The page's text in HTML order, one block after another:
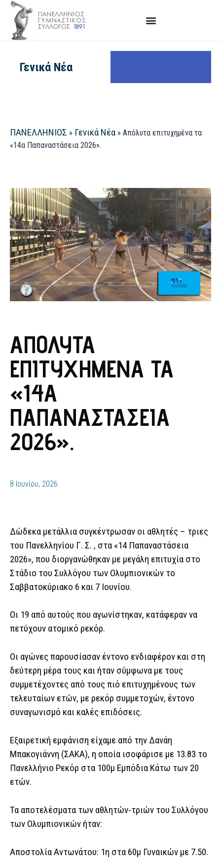
Γενικά Νέα
ΠΑΝΕΛΛΗΝΙΟΣ » Γενικά Νέα » Απόλυτα επιτυχημένα τα
«14α Παπαναστάσεια 2026».
ΑΠΌΛΥΤΑ
ΕΠΙΤΥΧΗΜΈΝΑ ΤΑ
«14Α
ΠΑΠΑΝΑΣΤΆΣΕΙΑ
2026».
8 Ιουνίου, 2026
Δώδεκα μετάλλια συγκέντρωσαν οι αθλητές – τριες
του Πανελληνίου Γ. Σ. , στα «14 Παπαναστάσεια
2026», που διοργανώθηκαν με μεγάλη επιτυχία στο
Στάδιο του Συλλόγου των Ολυμπιονικών το
Σαββατοκύριακο 6 και 7 Ιουνίου.
Οι 19 από αυτούς που αγωνίστηκαν, κατάφεραν να
πετύχουν ατομικό ρεκόρ.
Οι αγώνες παρουσίασαν έντονο ενδιαφέρον και στη
δεύτερη μέρα τους και ήταν σύμφωνα με τους
συμμετέχοντες από τους πιό επιτυχημένους των
τελευταίων ετών, με ρεκόρ συμμετοχών, έντονο
συναγωνισμό και καλές επιδόσεις.
Εξαιρετική εμφάνιση είχαμε από την Δανάη
Μπακογιάννη (ΣΑΚΑ), η οποία ισοφάρισε με 13.83 το
Πανελλήνιο Ρεκόρ στα 100μ Εμπόδια Κάτω των 20
ετών.
Τα αποτελέσματα των αθλητών-τριών του Συλλόγου
των Ολυμπιονικών ήταν:
Αποστολία Αντωνάτου: 1η στα 60μ Γυναικών με 7.50.